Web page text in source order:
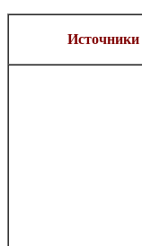
Источники